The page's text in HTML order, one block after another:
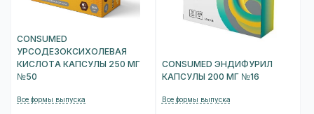
CONSUMED
УРСОДЕЗОКСИХОЛЕВАЯ
КИСЛОТА КАПСУЛЫ 250 МГ
№50
Все формы выпуска
CONSUMED ЭНДИФУРИЛ
КАПСУЛЫ 200 МГ №16
Все формы выпуска